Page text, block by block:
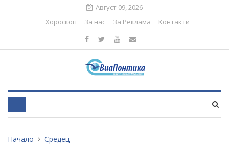
Август 09, 2026
Хороскоп
За нас За Реклама Контакти
Начало Средец